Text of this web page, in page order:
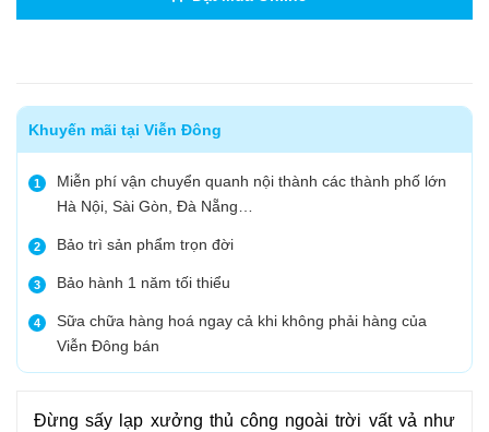
Khuyến mãi tại Viễn Đông
1
Miễn phí vận chuyển quanh nội thành các thành phố lớn
Hà Nội, Sài Gòn, Đà Nẵng…
2 Bảo trì sản phẩm trọn đời
3 Bảo hành 1 năm tối thiểu
4
Sữa chữa hàng hoá ngay cả khi không phải hàng của
Viễn Đông bán
Đừng sấy lạp xưởng thủ công ngoài trời vất vả như
THIẾT BỊ BẾP CÔNG NGHIỆP